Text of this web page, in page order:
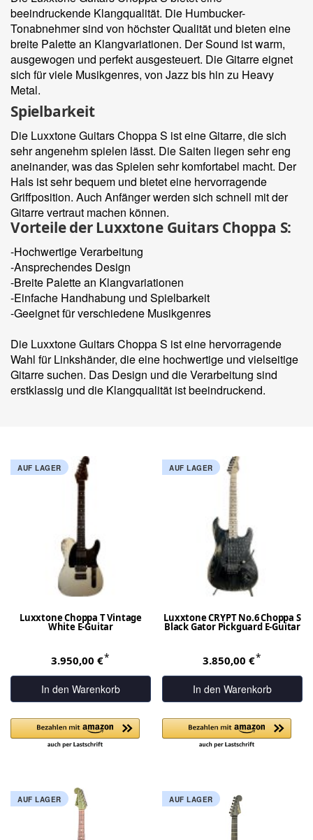
beeindruckende Klangqualität. Die Humbucker-
Tonabnehmer sind von höchster Qualität und bieten eine
breite Palette an Klangvariationen. Der Sound ist warm,
ausgewogen und perfekt ausgesteuert. Die Gitarre eignet
sich für viele Musikgenres, von Jazz bis hin zu Heavy
Metal.
Spielbarkeit
Die Luxxtone Guitars Choppa S ist eine Gitarre, die sich
sehr angenehm spielen lässt. Die Saiten liegen sehr eng
aneinander, was das Spielen sehr komfortabel macht. Der
Hals ist sehr bequem und bietet eine hervorragende
Griffposition. Auch Anfänger werden sich schnell mit der
Gitarre vertraut machen können.
Vorteile der Luxxtone Guitars Choppa S:
-Hochwertige Verarbeitung
-Ansprechendes Design
-Breite Palette an Klangvariationen
-Einfache Handhabung und Spielbarkeit
-Geeignet für verschiedene Musikgenres
Die Luxxtone Guitars Choppa S ist eine hervorragende
Wahl für Linkshänder, die eine hochwertige und vielseitige
Gitarre suchen. Das Design und die Verarbeitung sind
erstklassig und die Klangqualität ist beeindruckend.
AUF LAGER
Luxxtone Choppa T Vintage
White E-Guitar
3.950,00 €*
In den Warenkorb
AUF LAGER
Luxxtone CRYPT No.6 Choppa S
Black Gator Pickguard E-Guitar
3.850,00 €*
In den Warenkorb
AUF LAGER AUF LAGER